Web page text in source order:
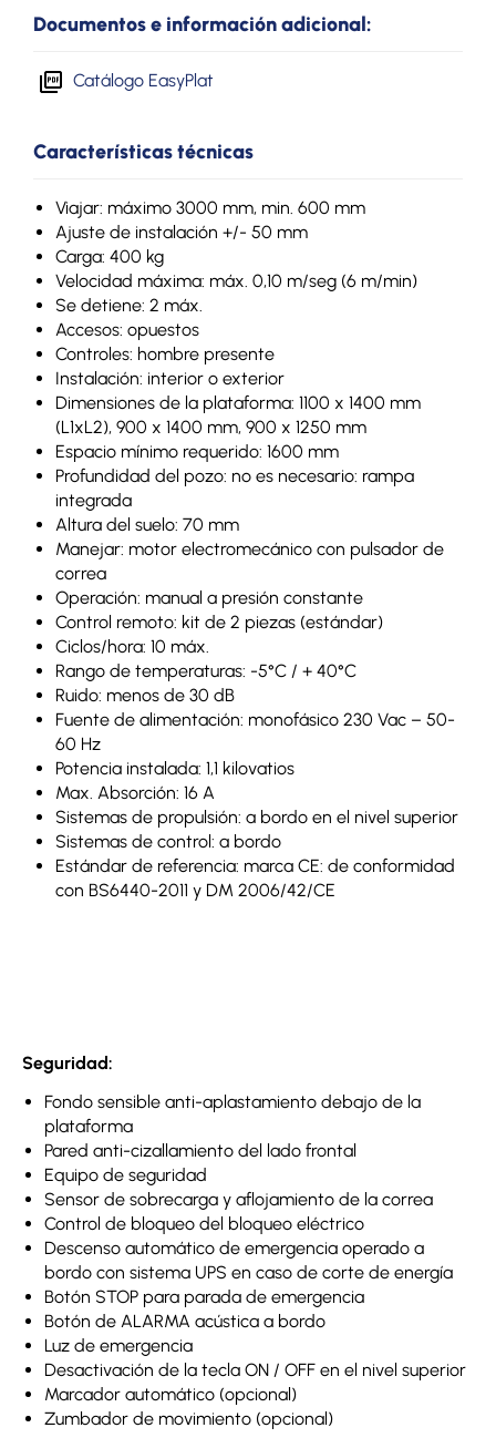
Documentos e información adicional:
Catálogo EasyPlat
Características técnicas
Viajar: máximo 3000 mm, min. 600 mm
Ajuste de instalación +/- 50 mm
Carga: 400 kg
Velocidad máxima: máx. 0,10 m/seg (6 m/min)
Se detiene: 2 máx.
Accesos: opuestos
Controles: hombre presente
Instalación: interior o exterior
Dimensiones de la plataforma: 1100 x 1400 mm
(L1xL2), 900 x 1400 mm, 900 x 1250 mm
Espacio mínimo requerido: 1600 mm
Profundidad del pozo: no es necesario: rampa
integrada
Altura del suelo: 70 mm
Manejar: motor electromecánico con pulsador de
correa
Operación: manual a presión constante
Control remoto: kit de 2 piezas (estándar)
Ciclos/hora: 10 máx.
Rango de temperaturas: -5°C / + 40°C
Ruido: menos de 30 dB
Fuente de alimentación: monofásico 230 Vac – 50-
60 Hz
Potencia instalada: 1,1 kilovatios
Max. Absorción: 16 A
Sistemas de propulsión: a bordo en el nivel superior
Sistemas de control: a bordo
Estándar de referencia: marca CE: de conformidad
con BS6440-2011 y DM 2006/42/CE
Seguridad:
Fondo sensible anti-aplastamiento debajo de la
plataforma
Pared anti-cizallamiento del lado frontal
Equipo de seguridad
Sensor de sobrecarga y aflojamiento de la correa
Control de bloqueo del bloqueo eléctrico
Descenso automático de emergencia operado a
bordo con sistema UPS en caso de corte de energía
Botón STOP para parada de emergencia
Botón de ALARMA acústica a bordo
Luz de emergencia
Desactivación de la tecla ON / OFF en el nivel superior
Marcador automático (opcional)
Zumbador de movimiento (opcional)